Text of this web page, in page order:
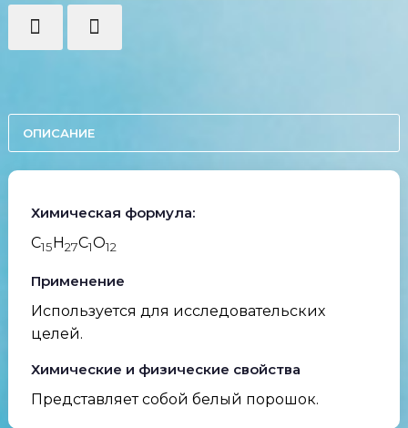
ОПИСАНИЕ
Химическая формула:
С15Н27С1О12
Применение
Используется для исследовательских
целей.
Химические и физические свойства
Представляет собой белый порошок.